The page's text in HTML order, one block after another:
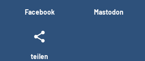
Facebook Mastodon
teilen